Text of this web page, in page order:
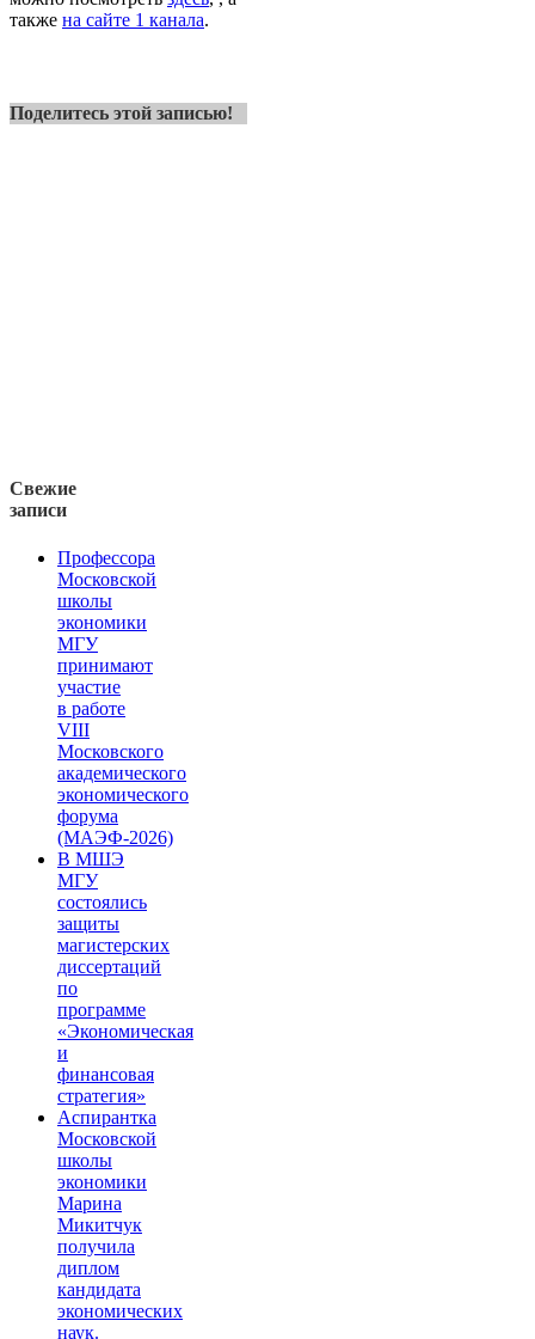
также на сайте 1 канала.
Поделитесь этой записью!
Свежие
записи
Профессора
Московской
школы
экономики
МГУ
принимают
участие
в работе
VIII
Московского
академического
экономического
форума
(МАЭФ-2026)
В МШЭ
МГУ
состоялись
защиты
магистерских
диссертаций
по
программе
«Экономическая
и
финансовая
стратегия»
Аспирантка
Московской
школы
экономики
Марина
Микитчук
получила
диплом
кандидата
экономических
наук.